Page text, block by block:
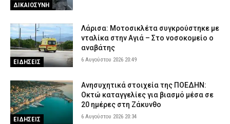
ΔΙΚΑΙΟΣΥΝΗ
ΕΙΔΗΣΕΙΣ
Λάρισα: Μοτοσικλέτα συγκρούστηκε με
νταλίκα στην Αγιά – Στο νοσοκομείο ο
αναβάτης
6 Αυγούστου 2026 20:49
ΕΙΔΗΣΕΙΣ
Ανησυχητικά στοιχεία της ΠΟΕΔΗΝ:
Οκτώ καταγγελίες για βιασμό μέσα σε
20 ημέρες στη Ζάκυνθο
6 Αυγούστου 2026 20:34